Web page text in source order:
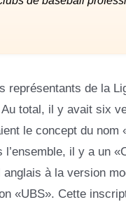
représentants de la
total, il y avait six
le concept du
il y a un
à la version
«UBS». Cette